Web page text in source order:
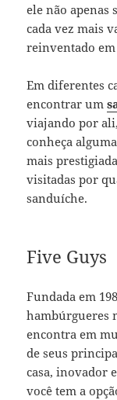
ele não apenas
cada vez mais
reinventado
Em diferentes
encontrar um
viajando por
conheça
mais
visitadas por
sanduíche.
Five Guys
Fundada em
hambúrgueres
encontra em
de seus
casa, inovador
você tem a